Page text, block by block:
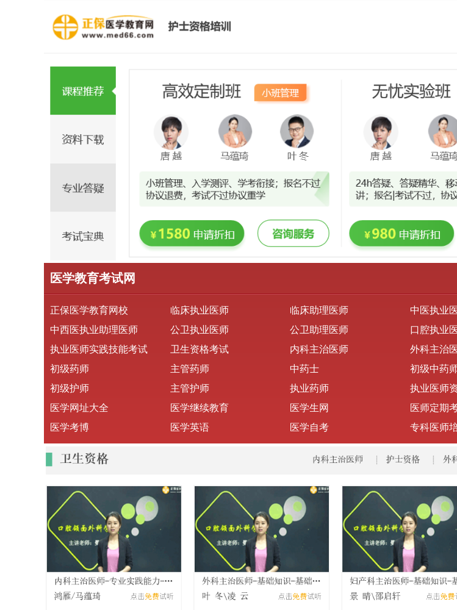
医学教育考试网
正保医学教育网校 临床执业医师 临床助理医师 中医执业
中西医执业助理医师
公卫执业医师 公卫助理医师 口腔执业
执业医师实践技能考试
卫生资格考试 内科主治医师 外科主治
初级药师
主管药师 中药士 初级中药
初级护师
主管护师 执业药师 执业医师
医学网址大全
医学继续教育 医学生网 医师定期
医学考博
医学英语 医学自考 专科医师